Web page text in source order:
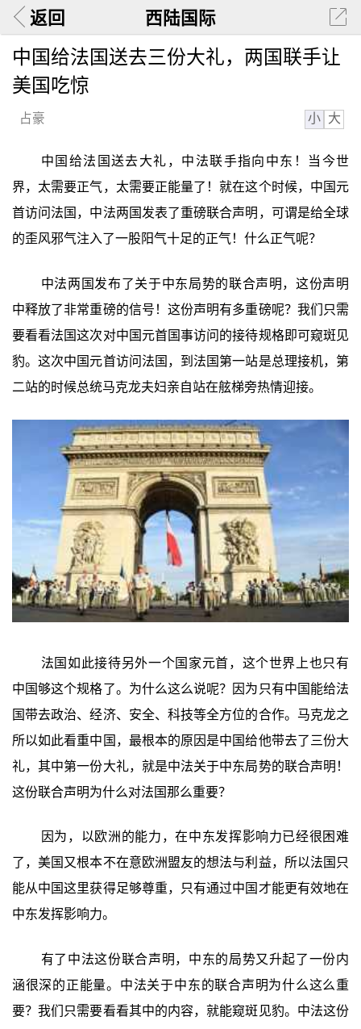
返回 西陆国际
中国给法国送去三份大礼，两国联手让
美国吃惊
占豪 小 大
中国给法国送去大礼，中法联手指向中东！当今世
界，太需要正气，太需要正能量了！就在这个时候，中国元
首访问法国，中法两国发表了重磅联合声明，可谓是给全球
的歪风邪气注入了一股阳气十足的正气！什么正气呢？
中法两国发布了关于中东局势的联合声明，这份声明
中释放了非常重磅的信号！这份声明有多重磅呢？我们只需
要看看法国这次对中国元首国事访问的接待规格即可窥斑见
豹。这次中国元首访问法国，到法国第一站是总理接机，第
二站的时候总统马克龙夫妇亲自站在舷梯旁热情迎接。
法国如此接待另外一个国家元首，这个世界上也只有
中国够这个规格了。为什么这么说呢？因为只有中国能给法
国带去政治、经济、安全、科技等全方位的合作。马克龙之
所以如此看重中国，最根本的原因是中国给他带去了三份大
礼，其中第一份大礼，就是中法关于中东局势的联合声明！
这份联合声明为什么对法国那么重要？
因为，以欧洲的能力，在中东发挥影响力已经很困难
了，美国又根本不在意欧洲盟友的想法与利益，所以法国只
能从中国这里获得足够尊重，只有通过中国才能更有效地在
中东发挥影响力。
有了中法这份联合声明，中东的局势又升起了一份内
涵很深的正能量。中法关于中东的联合声明为什么这么重
要？我们只需要看看其中的内容，就能窥斑见豹。中法这份